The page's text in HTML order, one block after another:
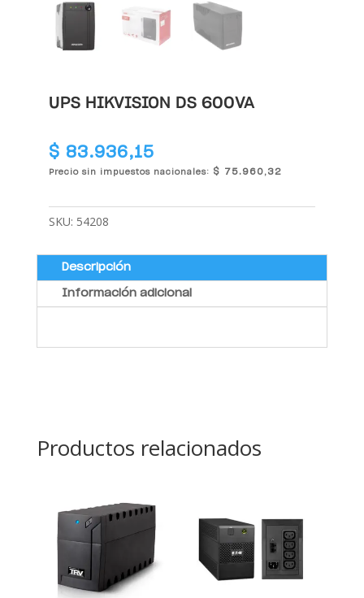
UPS HIKVISION DS 600VA
$ 83.936,15
Precio sin impuestos nacionales: $ 75.960,32
SKU: 54208
Descripción
Información adicional
Productos relacionados